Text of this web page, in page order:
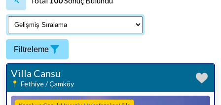
Filtreleme
Villa Cansu
Fethiye / Çamköy